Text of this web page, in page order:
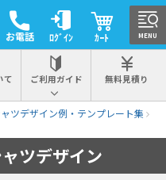
お電話 ﾛｸﾞｲﾝ ｶｰﾄ
て ご利用ガイド 無料見積り
ツデザイン例・テンプレート集
ツデザイン
MENU